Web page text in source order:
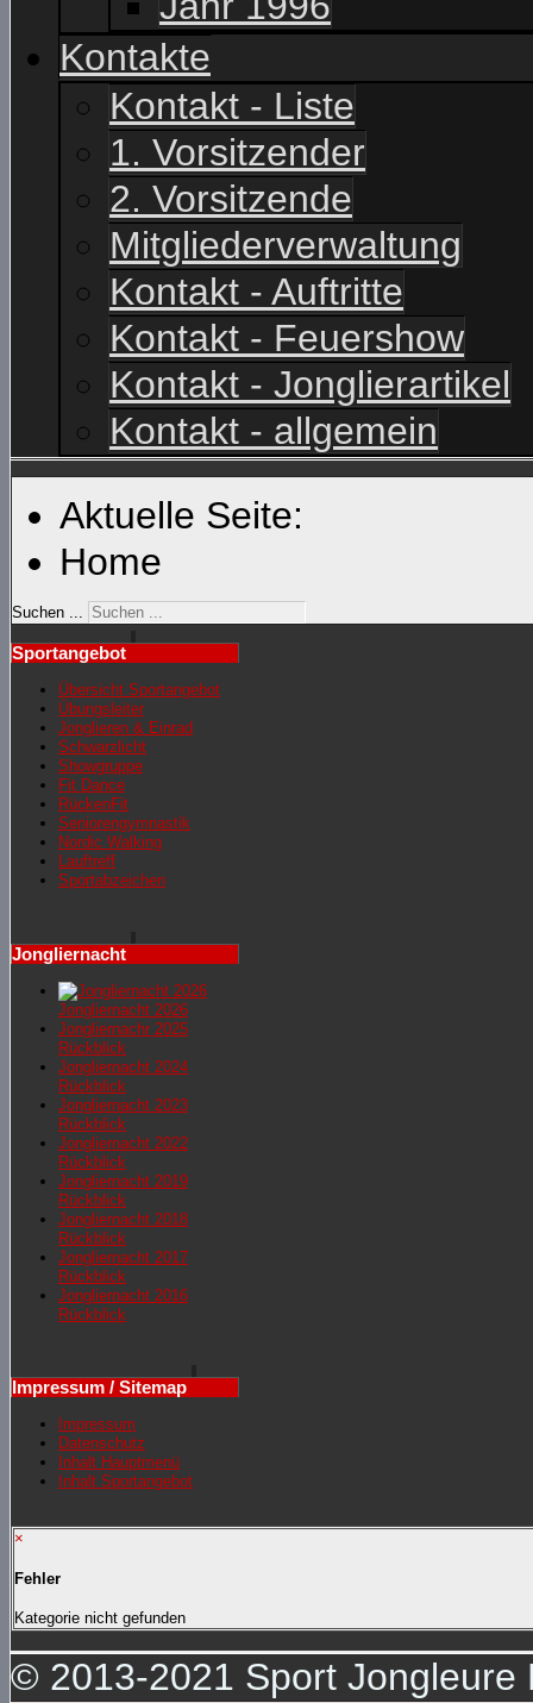
Kontakte
Kontakt - Liste
1. Vorsitzender
2. Vorsitzende
Mitgliederverwaltung
Kontakt - Auftritte
Kontakt - Feuershow
Kontakt - Jonglierartikel
Kontakt - allgemein
Aktuelle Seite:
Home
Suchen ...
Sportangebot
Übersicht Sportangebot
Übungsleiter
Jonglieren & Einrad
Schwarzlicht
Showgruppe
Fit Dance
RückenFit
Seniorengymnastik
Nordic Walking
Lauftreff
Sportabzeichen
Jongliernacht
Jongliernacht 2026
Jongliernachr 2025
Rückblick
Jongliernacht 2024
Rückblick
Jongliernacht 2023
Rückblick
Jongliernacht 2022
Rückblick
Jongliernacht 2019
Rückblick
Jongliernacht 2018
Rückblick
Jongliernacht 2017
Rückblick
Jongliernacht 2016
Rückblick
Impressum / Sitemap
Impressum
Datenschutz
Inhalt Hauptmenü
Inhalt Sportangebot
×
Fehler
Kategorie nicht gefunden
© 2013-2021 Sport Jongleure